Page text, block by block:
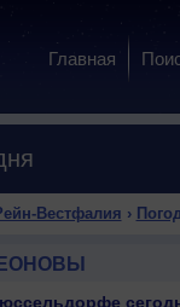
Главная
Вестфалия ›